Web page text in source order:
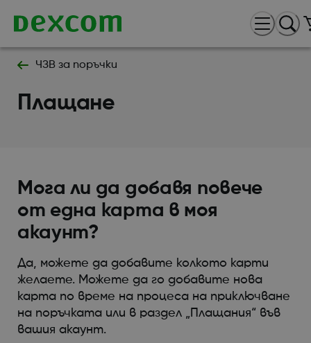
ЧЗВ за поръчки
Плащане
Мога ли да добавя повече
от една карта в моя
акаунт?
Да, можете да добавите колкото карти
желаете. Можете да го добавите нова
карта по време на процеса на приключване
на поръчката или в раздел „Плащания“ във
вашия акаунт.